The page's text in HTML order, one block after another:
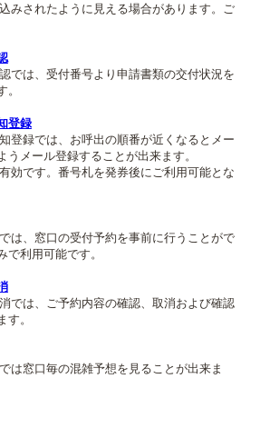
内
みされたように見える場合があります。ご
では、受付番号より申請書類の交付状況を
登録
登録では、お呼出の順番が近くなるとメー
うメール登録することが出来ます。
効です。番号札を発券後にご利用可能とな
は、窓口の受付予約を事前に行うことがで
利用可能です。
では、ご予約内容の確認、取消および確認
す。
は窓口毎の混雑予想を見ることが出来ま